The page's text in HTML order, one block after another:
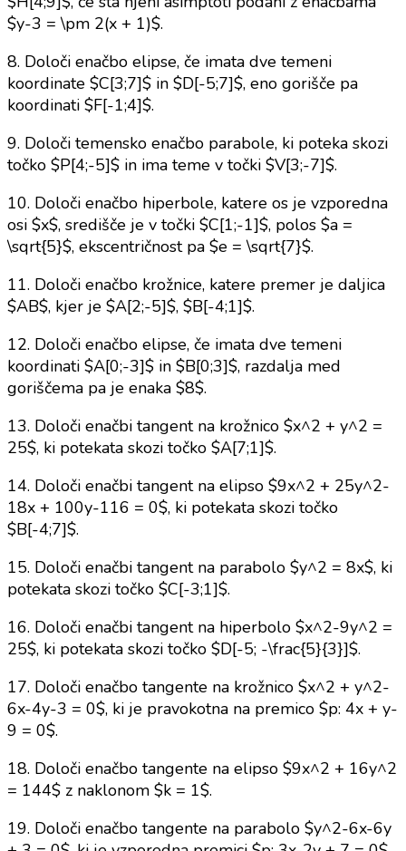
$y-3 = \pm 2(x + 1)$.
8. Določi enačbo elipse, če imata dve temeni
koordinate $C[3;7]$ in $D[-5;7]$, eno gorišče pa
koordinati $F[-1;4]$.
9. Določi temensko enačbo parabole, ki poteka skozi
točko $P[4;-5]$ in ima teme v točki $V[3;-7]$.
10. Določi enačbo hiperbole, katere os je vzporedna
osi $x$, središče je v točki $C[1;-1]$, polos $a =
\sqrt{5}$, ekscentričnost pa $e = \sqrt{7}$.
11. Določi enačbo krožnice, katere premer je daljica
$AB$, kjer je $A[2;-5]$, $B[-4;1]$.
12. Določi enačbo elipse, če imata dve temeni
koordinati $A[0;-3]$ in $B[0;3]$, razdalja med
goriščema pa je enaka $8$.
13. Določi enačbi tangent na krožnico $x^2 + y^2 =
25$, ki potekata skozi točko $A[7;1]$.
14. Določi enačbi tangent na elipso $9x^2 + 25y^2-
18x + 100y-116 = 0$, ki potekata skozi točko
$B[-4;7]$.
15. Določi enačbi tangent na parabolo $y^2 = 8x$, ki
potekata skozi točko $C[-3;1]$.
16. Določi enačbi tangent na hiperbolo $x^2-9y^2 =
25$, ki potekata skozi točko $D[-5; -\frac{5}{3}]$.
17. Določi enačbo tangente na krožnico $x^2 + y^2-
6x-4y-3 = 0$, ki je pravokotna na premico $p: 4x + y-
9 = 0$.
18. Določi enačbo tangente na elipso $9x^2 + 16y^2
= 144$ z naklonom $k = 1$.
19. Določi enačbo tangente na parabolo $y^2-6x-6y